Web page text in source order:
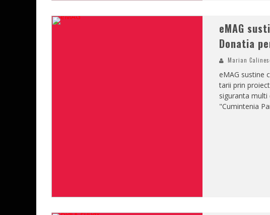
eMAG
Donatia
Marian
eMAG sustine
tarii prin
siguranta multi
"Cumintenia